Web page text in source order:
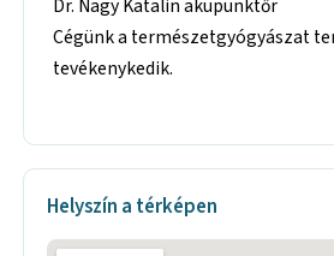
Dr. Nagy Katalin akupunktőr
Cégünk a természetgyógyászat
tevékenykedik.
Helyszín a térképen